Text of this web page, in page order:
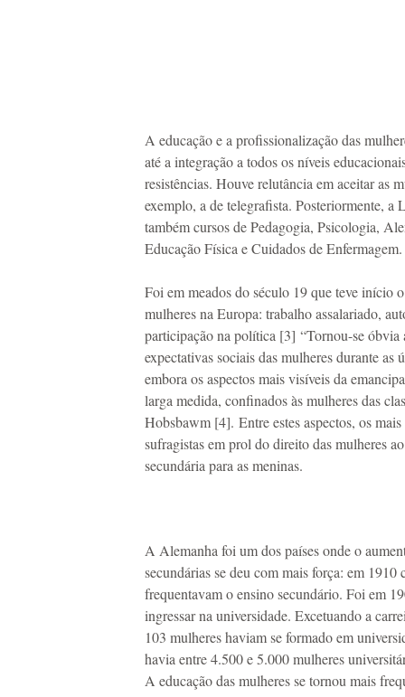
A educação e a profissionalização das
até a integração a todos os níveis
resistências. Houve relutância em aceitar as
exemplo, a de telegrafista. Posteriormente, a
também cursos de Pedagogia, Psicologia,
Educação Física e Cuidados de Enfermagem.
Foi em meados do século 19 que teve início
mulheres na Europa: trabalho assalariado,
participação na política [3] “Tornou-se óbvia
expectativas sociais das mulheres durante
embora os aspectos mais visíveis da
larga medida, confinados às mulheres das
Hobsbawm [4]. Entre estes aspectos, os
sufragistas em prol do direito das mulheres
secundária para as meninas.
A Alemanha foi um dos países onde o
secundárias se deu com mais força: em 1910
frequentavam o ensino secundário. Foi em
ingressar na universidade. Excetuando a
103 mulheres haviam se formado em
havia entre 4.500 e 5.000 mulheres
A educação das mulheres se tornou mais